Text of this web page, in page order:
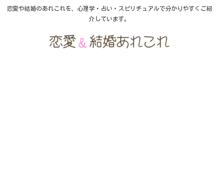
恋愛や結婚のあれこれを、心理学・占い・スピリチュアルで分かりやすくご紹
介しています。